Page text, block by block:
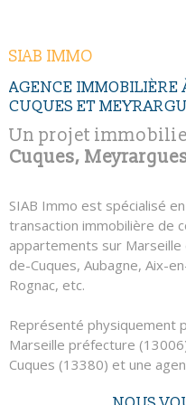
SIAB IMMO
AGENCE IMMOBILIÈRE
CUQUES ET
Un projet
Cuques,
SIAB Immo est spécialisé en
transaction immobilière de
appartements sur
de-Cuques, Aubagne, Aix-
Rognac, etc.
Représenté physiquement
Marseille préfecture
Cuques (13380) et une